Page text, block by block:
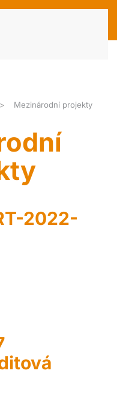
Mezinárodní projekty
2022-